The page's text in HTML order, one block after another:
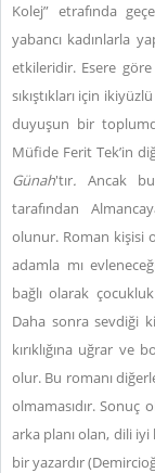
Kolej” etrafında
yabancı kadınlarla
etkileridir. Esere
sıkıştıkları için
duyuşun bir
Müfide Ferit Tek’in
Günah'tır. Ancak
tarafından
olunur. Roman kişisi
adamla mı
bağlı olarak
Daha sonra sevdiği
kırıklığına uğrar ve
olur. Bu romanı
olmamasıdır. Sonuç
arka planı olan, dili
bir yazardır